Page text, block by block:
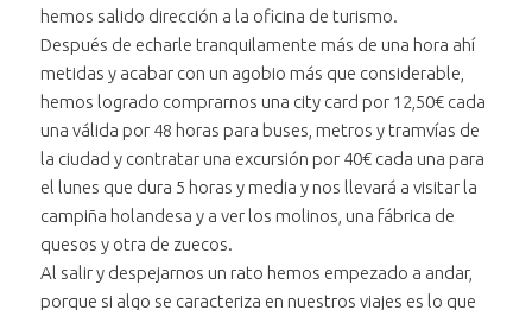
hemos salido dirección a la oficina de turismo.
Después de echarle tranquilamente más de una hora ahí
metidas y acabar con un agobio más que considerable,
hemos logrado comprarnos una city card por 12,50€ cada
una válida por 48 horas para buses, metros y tramvías de
la ciudad y contratar una excursión por 40€ cada una para
el lunes que dura 5 horas y media y nos llevará a visitar la
campiña holandesa y a ver los molinos, una fábrica de
quesos y otra de zuecos.
Al salir y despejarnos un rato hemos empezado a andar,
porque si algo se caracteriza en nuestros viajes es lo que